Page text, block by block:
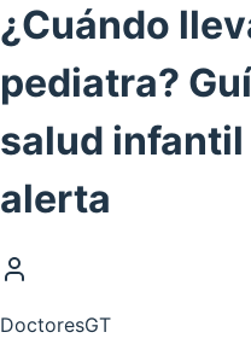
¿Cuándo
pediatra?
salud infantil
alerta
DoctoresGT